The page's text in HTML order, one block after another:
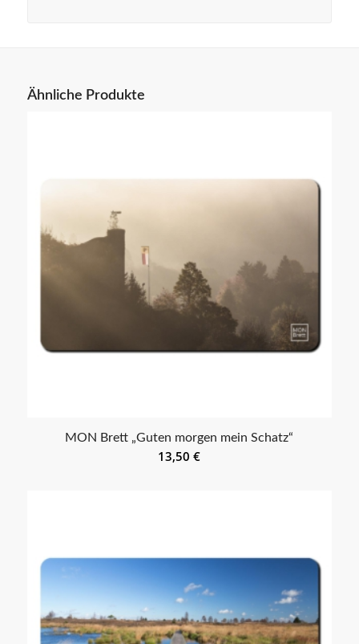
Ähnliche Produkte
MON Brett „Guten morgen mein Schatz“
13,50€